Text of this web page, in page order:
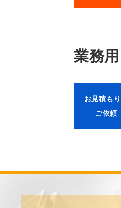
業務
お見積も
ご依頼